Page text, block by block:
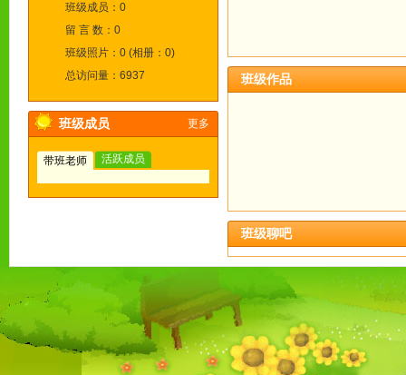
班级成员：0
留 言 数：0
班级照片：0 (相册：0)
总访问量：6937
班级成员 更多
带班老师 活跃成员
班级作品
班级聊吧